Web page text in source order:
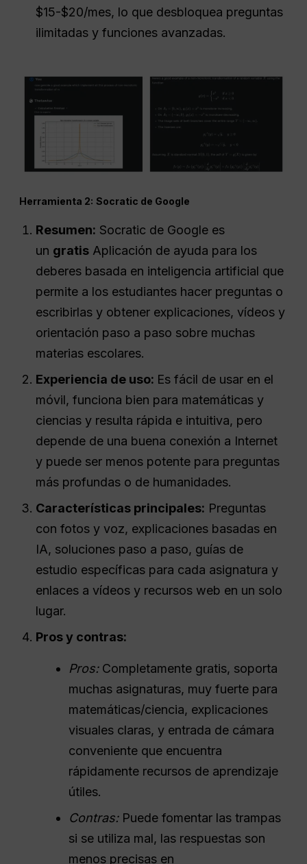
$15-$20/mes, lo que desbloquea preguntas
ilimitadas y funciones avanzadas.
Herramienta 2: Socratic de Google
Resumen: Socratic de Google es
un gratis Aplicación de ayuda para los
deberes basada en inteligencia artificial que
permite a los estudiantes hacer preguntas o
escribirlas y obtener explicaciones, vídeos y
orientación paso a paso sobre muchas
materias escolares.
Experiencia de uso: Es fácil de usar en el
móvil, funciona bien para matemáticas y
ciencias y resulta rápida e intuitiva, pero
depende de una buena conexión a Internet
y puede ser menos potente para preguntas
más profundas o de humanidades.
Características principales: Preguntas
con fotos y voz, explicaciones basadas en
IA, soluciones paso a paso, guías de
estudio específicas para cada asignatura y
enlaces a vídeos y recursos web en un solo
lugar.
Pros y contras:
Pros:Completamente gratis, soporta
muchas asignaturas, muy fuerte para
matemáticas/ciencia, explicaciones
visuales claras, y entrada de cámara
conveniente que encuentra
rápidamente recursos de aprendizaje
útiles.
Contras:Puede fomentar las trampas
si se utiliza mal, las respuestas son
menos precisas en